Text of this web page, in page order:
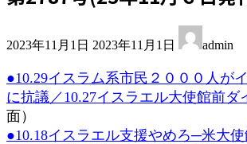
2023年11月1日 終
新
日
:
2023年11月1日 admin
●10.29イスラム系市民２０００人が
に抗議 ／10.27イスラエル大使館前ダ
面）
●10.18イスラエル支援やめろ─米大